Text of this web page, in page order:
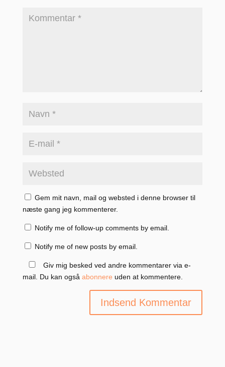
Gem mit navn, mail og websted i denne browser til
næste gang jeg kommenterer.
Notify me of follow-up comments by email.
Notify me of new posts by email.
Giv mig besked ved andre kommentarer via e-
mail. Du kan også abonnere uden at kommentere.